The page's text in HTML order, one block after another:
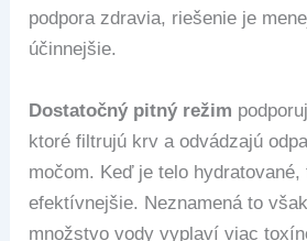
podpora zdravia, riešenie je
účinnejšie.
Dostatočný pitný režim
ktoré filtrujú krv a odvádzajú
močom. Keď je telo
efektívnejšie. Neznamená to
množstvo vody vyplaví viac